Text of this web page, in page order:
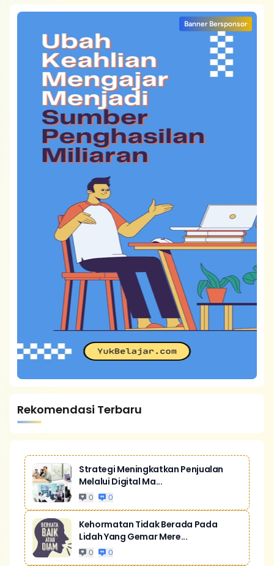
Banner Bersponsor
Rekomendasi Terbaru
Strategi Meningkatkan Penjualan
Melalui Digital Ma...
0 0
Kehormatan Tidak Berada Pada
Lidah Yang Gemar Mere...
0 0